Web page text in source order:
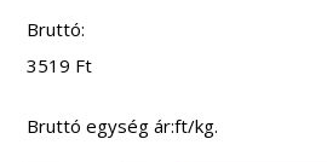
Bruttó:
3519 Ft
Bruttó egység ár:ft/kg.